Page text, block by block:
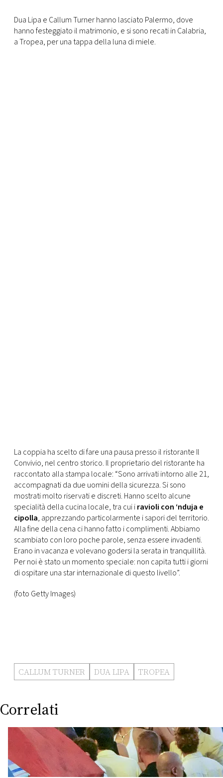
TV
Dua Lipa e Callum Turner hanno lasciato Palermo, dove
hanno festeggiato il matrimonio, e si sono recati in Calabria,
a Tropea, per una tappa della luna di miele.
La coppia ha scelto di fare una pausa presso il ristorante Il
Convivio, nel centro storico. Il proprietario del ristorante ha
raccontato alla stampa locale: “Sono arrivati intorno alle 21,
accompagnati da due uomini della sicurezza. Si sono
mostrati molto riservati e discreti. Hanno scelto alcune
specialità della cucina locale, tra cui iravioli con ‘nduja e
cipolla, apprezzando particolarmente i sapori del territorio.
Alla fine della cena ci hanno fatto i complimenti. Abbiamo
scambiato con loro poche parole, senza essere invadenti.
Erano in vacanza e volevano godersi la serata in tranquillità.
Per noi è stato un momento speciale: non capita tutti i giorni
di ospitare una star internazionale di questo livello”.
(foto Getty Images)
CALLUM TURNER DUA LIPA TROPEA
Correlati